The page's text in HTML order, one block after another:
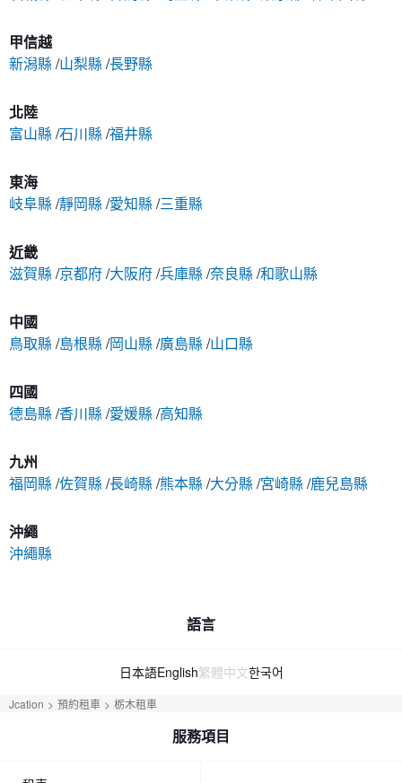
甲信越
新潟縣 山梨縣 長野縣
北陸
富山縣 石川縣 福井縣
東海
岐阜縣 靜岡縣 愛知縣 三重縣
近畿
滋賀縣 京都府 大阪府 兵庫縣 奈良縣 和歌山縣
中國
鳥取縣 島根縣 岡山縣 廣島縣 山口縣
四國
德島縣 香川縣 愛媛縣 高知縣
九州
福岡縣 佐賀縣 長崎縣 熊本縣 大分縣 宮崎縣 鹿兒島縣
沖繩
沖繩縣
語言
日本語English繁體中文한국어
Jcation 預約租車 栃木租車
服務項目